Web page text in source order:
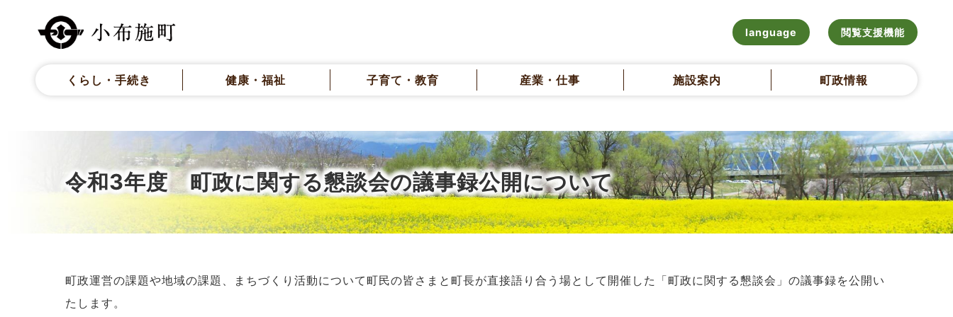
language 閲覧支援機能
くらし・手続き 健康・福祉 子育て・教育 産業・仕事 施設案内 町政情報
令和3年度 町政に関する懇談会の議事録公開について
町政運営の課題や地域の課題、まちづくり活動について町民の皆さまと町長が直接語り合う場として開催した「町政に関する懇談会」の議事録を公開い
たします。